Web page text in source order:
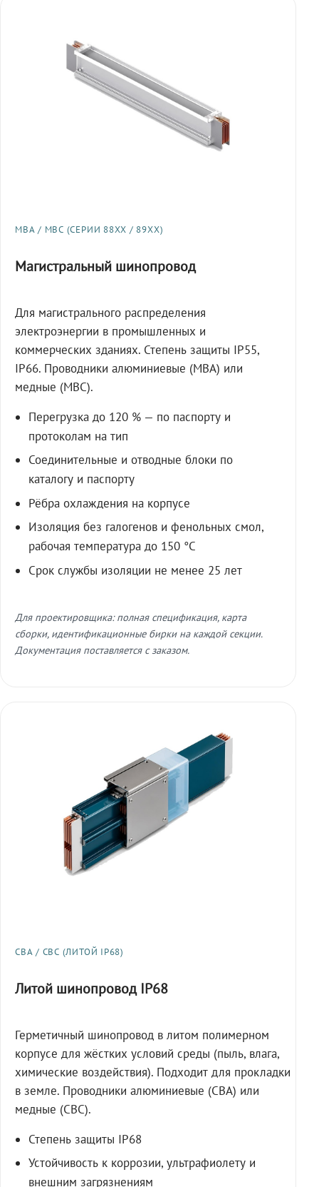
МВА / МВС (СЕРИИ 88XX / 89XX)
Магистральный шинопровод
Для магистрального распределения
электроэнергии в промышленных и
коммерческих зданиях. Степень защиты IP55,
IP66. Проводники алюминиевые (МВА) или
медные (МВС).
Перегрузка до 120 % — по паспорту и
протоколам на тип
Соединительные и отводные блоки по
каталогу и паспорту
Рёбра охлаждения на корпусе
Изоляция без галогенов и фенольных смол,
рабочая температура до 150 °C
Срок службы изоляции не менее 25 лет
Для проектировщика: полная спецификация, карта
сборки, идентификационные бирки на каждой секции.
Документация поставляется с заказом.
СВА / СВС (ЛИТОЙ IP68)
Литой шинопровод IP68
Герметичный шинопровод в литом полимерном
корпусе для жёстких условий среды (пыль, влага,
химические воздействия). Подходит для прокладки
в земле. Проводники алюминиевые (СВА) или
медные (СВС).
Степень защиты IP68
Устойчивость к коррозии, ультрафиолету и
внешним загрязнениям